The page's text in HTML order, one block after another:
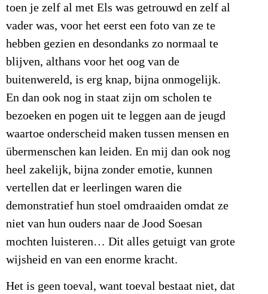
toen je zelf al met Els was getrouwd en zelf al
vader was, voor het eerst een foto van ze te
hebben gezien en desondanks zo normaal te
blijven, althans voor het oog van de
buitenwereld, is erg knap, bijna onmogelijk.
En dan ook nog in staat zijn om scholen te
bezoeken en pogen uit te leggen aan de jeugd
waartoe onderscheid maken tussen mensen en
übermenschen kan leiden. En mij dan ook nog
heel zakelijk, bijna zonder emotie, kunnen
vertellen dat er leerlingen waren die
demonstratief hun stoel omdraaiden omdat ze
niet van hun ouders naar de Jood Soesan
mochten luisteren… Dit alles getuigt van grote
wijsheid en van een enorme kracht.
Het is geen toeval, want toeval bestaat niet, dat